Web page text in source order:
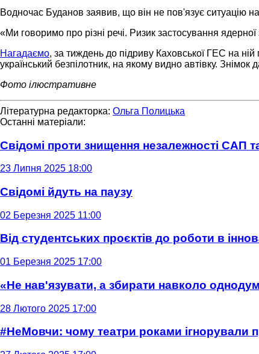
Водночас Буданов заявив, що він не пов'язує ситуацію
«Ми говоримо про різні речі. Ризик застосування
Нагадаємо, за тиждень до підриву Каховської ГЕС на
український безпілотник, на якому видно автівку. Знімок
Фото ілюстративне
Літературна редакторка: Ольга Полицька
Останні матеріали:
Свідомі проти знищення незалежності САП
23 Липня 2025 18:00
Свідомі йдуть на паузу
02 Березня 2025 11:00
Від студентських проєктів до роботи в
01 Березня 2025 17:00
«Не нав'язувати, а збирати навколо
28 Лютого 2025 17:00
#НеМовчи: чому театри роками ігнорували